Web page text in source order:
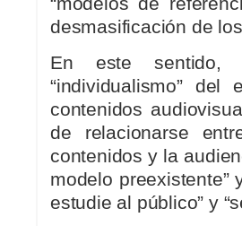
desmasificación de
En este sentido,
“individualismo”
contenidos
de relacionarse
contenidos y la
modelo preexistente”
estudie al público” y